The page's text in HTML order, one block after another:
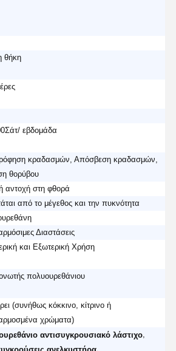
θήκη
εβδομάδα
κραδασμών, Απόσβεση κραδασμών,
θορύβου
αντοχή στη φθορά
από το μέγεθος και την πυκνότητα
Διαστάσεις
και Εξωτερική Χρήση
πολυουρεθάνιου
(συνήθως κόκκινο, κίτρινο ή
χρώματα)
αντισυγκρουσιακό λάστιχο